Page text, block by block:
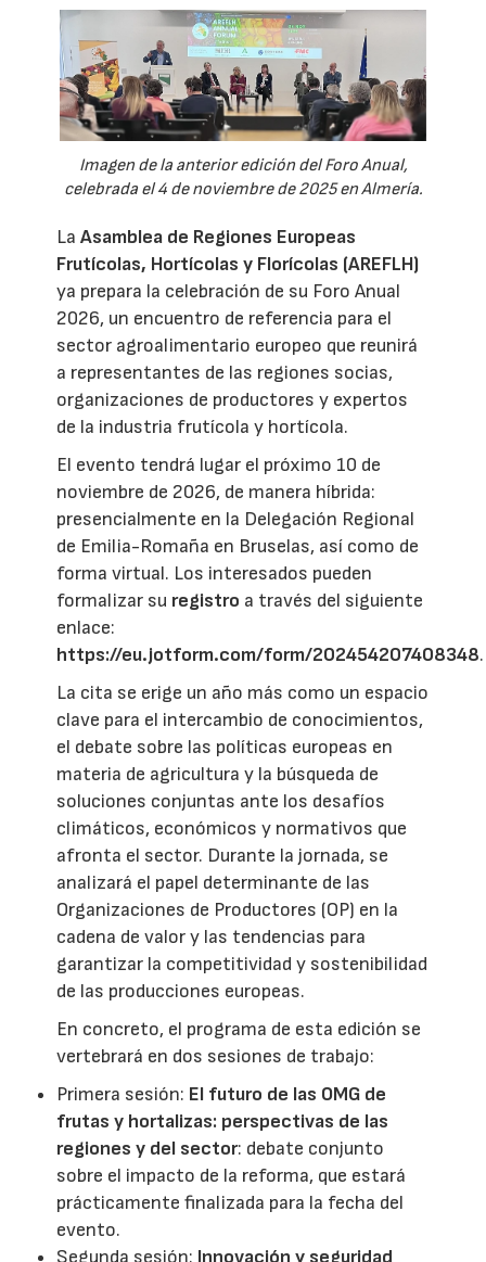
Imagen de la anterior edición del Foro Anual,
celebrada el 4 de noviembre de 2025 en Almería.
LaAsamblea de Regiones Europeas
Frutícolas, Hortícolas y Florícolas (AREFLH)
ya prepara la celebración de su Foro Anual
2026, un encuentro de referencia para el
sector agroalimentario europeo que reunirá
a representantes de las regiones socias,
organizaciones de productores y expertos
de la industria frutícola y hortícola.
El evento tendrá lugar el próximo 10 de
noviembre de 2026, de manera híbrida:
presencialmente en la Delegación Regional
de Emilia-Romaña en Bruselas, así como de
forma virtual. Los interesados pueden
formalizar su registro a través del siguiente
enlace:
https://eu.jotform.com/form/202454207408348.
La cita se erige un año más como un espacio
clave para el intercambio de conocimientos,
el debate sobre las políticas europeas en
materia de agricultura y la búsqueda de
soluciones conjuntas ante los desafíos
climáticos, económicos y normativos que
afronta el sector. Durante la jornada, se
analizará el papel determinante de las
Organizaciones de Productores (OP) en la
cadena de valor y las tendencias para
garantizar la competitividad y sostenibilidad
de las producciones europeas.
En concreto, el programa de esta edición se
vertebrará en dos sesiones de trabajo:
Primera sesión: El futuro de las OMG de
frutas y hortalizas: perspectivas de las
regiones y del sector: debate conjunto
sobre el impacto de la reforma, que estará
prácticamente finalizada para la fecha del
evento.
Segunda sesión: Innovación y seguridad